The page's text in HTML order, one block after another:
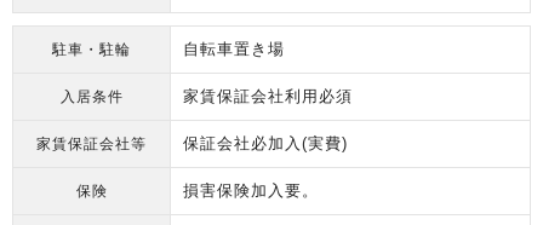
駐車・駐輪 自転車置き場
入居条件 家賃保証会社利用必須
家賃保証会社等 保証会社必加入(実費)
保険 損害保険加入要。